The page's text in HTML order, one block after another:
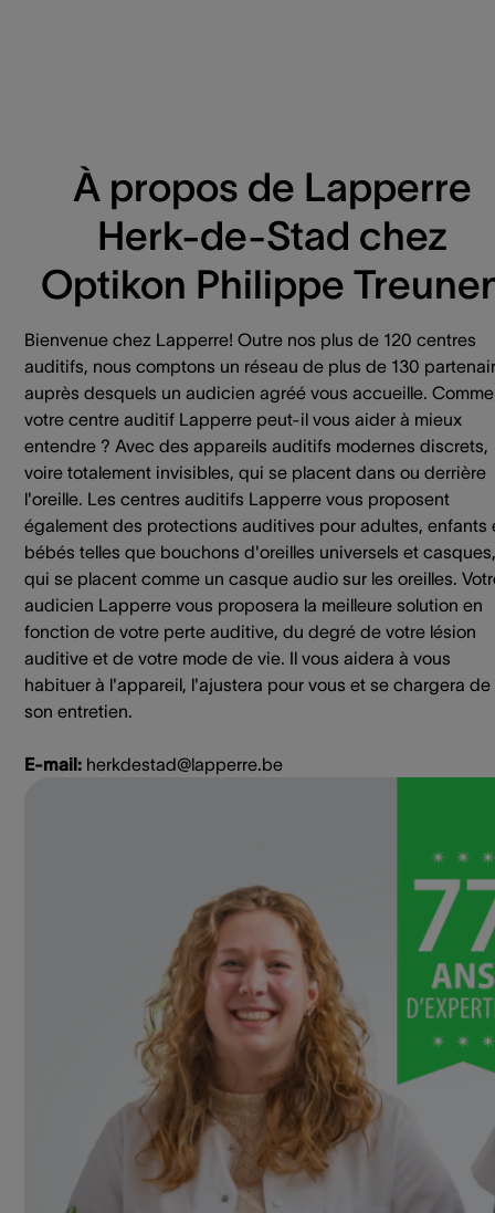
À propos de Lapperre
Herk-de-Stad chez
Optikon Philippe
Bienvenue chez Lapperre! Outre nos plus de 120 centres
auditifs, nous comptons un réseau de plus de 130
auprès desquels un audicien agréé vous accueille.
votre centre auditif Lapperre peut-il vous aider à mieux
entendre ? Avec des appareils auditifs modernes discrets,
voire totalement invisibles, qui se placent dans ou derrière
l'oreille. Les centres auditifs Lapperre vous proposent
également des protections auditives pour adultes, enfants
bébés telles que bouchons d'oreilles universels et casques,
qui se placent comme un casque audio sur les oreilles.
audicien Lapperre vous proposera la meilleure solution en
fonction de votre perte auditive, du degré de votre lésion
auditive et de votre mode de vie. Il vous aidera à vous
habituer à l'appareil, l'ajustera pour vous et se chargera de
son entretien.
E-mail: herkdestad@lapperre.be